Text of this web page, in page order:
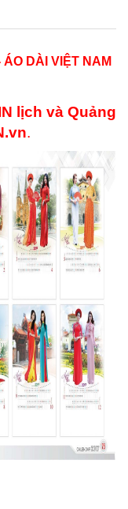
DÀI VIỆT NAM
lịch và Quảng
.